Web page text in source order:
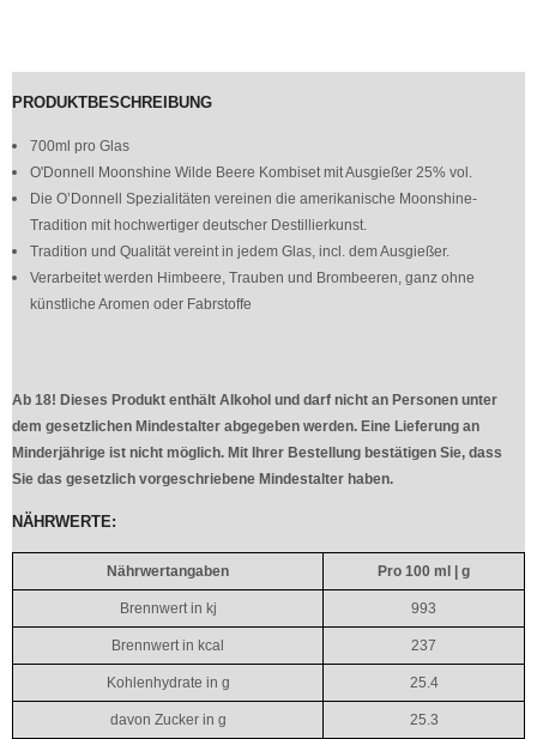
PRODUKTBESCHREIBUNG
700ml pro Glas
O'Donnell Moonshine Wilde Beere Kombiset mit Ausgießer 25% vol.
Die O’Donnell Spezialitäten vereinen die amerikanische Moonshine-
Tradition mit hochwertiger deutscher Destillierkunst.
Tradition und Qualität vereint in jedem Glas, incl. dem Ausgießer.
Verarbeitet werden Himbeere, Trauben und Brombeeren, ganz ohne
künstliche Aromen oder Fabrstoffe
Ab 18! Dieses Produkt enthält Alkohol und darf nicht an Personen unter
dem gesetzlichen Mindestalter abgegeben werden. Eine Lieferung an
Minderjährige ist nicht möglich. Mit Ihrer Bestellung bestätigen Sie, dass
Sie das gesetzlich vorgeschriebene Mindestalter haben.
NÄHRWERTE:
Nährwertangaben Pro 100 ml | g
Brennwert in kj 993
Brennwert in kcal 237
Kohlenhydrate in g 25.4
davon Zucker in g 25.3